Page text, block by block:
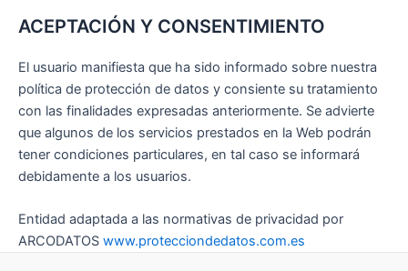
ACEPTACIÓN Y CONSENTIMIENTO
El usuario manifiesta que ha sido informado sobre nuestra
política de protección de datos y consiente su tratamiento
con las finalidades expresadas anteriormente. Se advierte
que algunos de los servicios prestados en la Web podrán
tener condiciones particulares, en tal caso se informará
debidamente a los usuarios.
Entidad adaptada a las normativas de privacidad por
ARCODATOS www.protecciondedatos.com.es